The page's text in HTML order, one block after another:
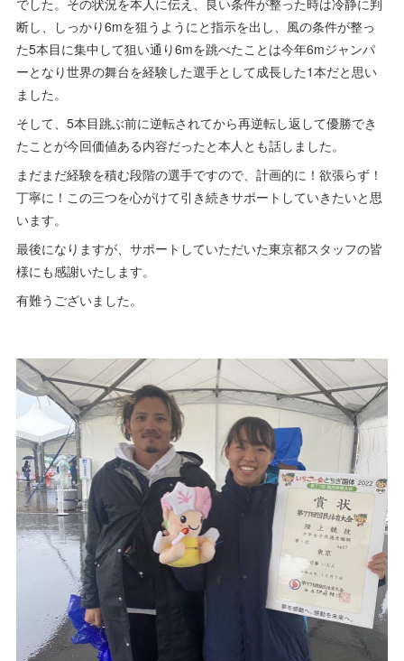
でした。その状況を本人に伝え、良い条件が整った時は冷静に判
断し、しっかり6mを狙うようにと指示を出し、風の条件が整っ
た5本目に集中して狙い通り6mを跳べたことは今年6mジャンパ
ーとなり世界の舞台を経験した選手として成長した1本だと思い
ました。
そして、5本目跳ぶ前に逆転されてから再逆転し返して優勝でき
たことが今回価値ある内容だったと本人とも話しました。
まだまだ経験を積む段階の選手ですので、計画的に！欲張らず！
丁寧に！この三つを心がけて引き続きサポートしていきたいと思
います。
最後になりますが、サポートしていただいた東京都スタッフの皆
様にも感謝いたします。
有難うございました。